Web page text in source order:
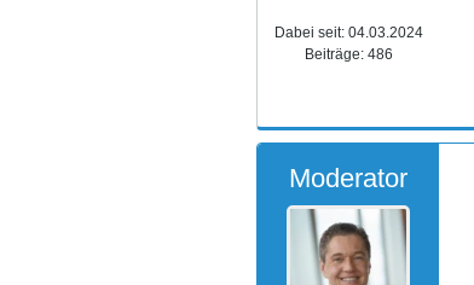
Dabei seit: 04.03.2024
Beiträge: 486
Moderator